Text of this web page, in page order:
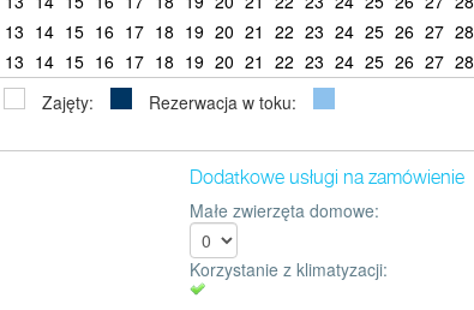
13 14 15 16 17 18 19 20 21 22 23 24 25 26 27 28
13 14 15 16 17 18 19 20 21 22 23 24 25 26 27 28
Zajęty: Rezerwacja w toku:
Dodatkowe usługi na zamówienie
Małe zwierzęta domowe:
Korzystanie z klimatyzacji: